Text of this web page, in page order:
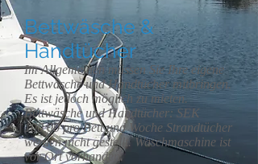
Bettwäsche &
Handtücher
Im Allgemeinen müssen Sie Ihre eigene
Bettwäsche und Handtücher mitbringen.
Es ist jedoch möglich zu mieten.
Bettwäsche und Handtücher: SEK
100,00 pro Bett und Woche Strandtücher
werden nicht gestellt. Waschmaschine ist
vor Ort vorhanden.